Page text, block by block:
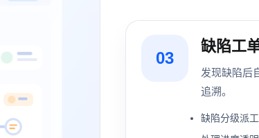
03
缺陷工
发现缺陷后
追溯。
缺陷分级派工